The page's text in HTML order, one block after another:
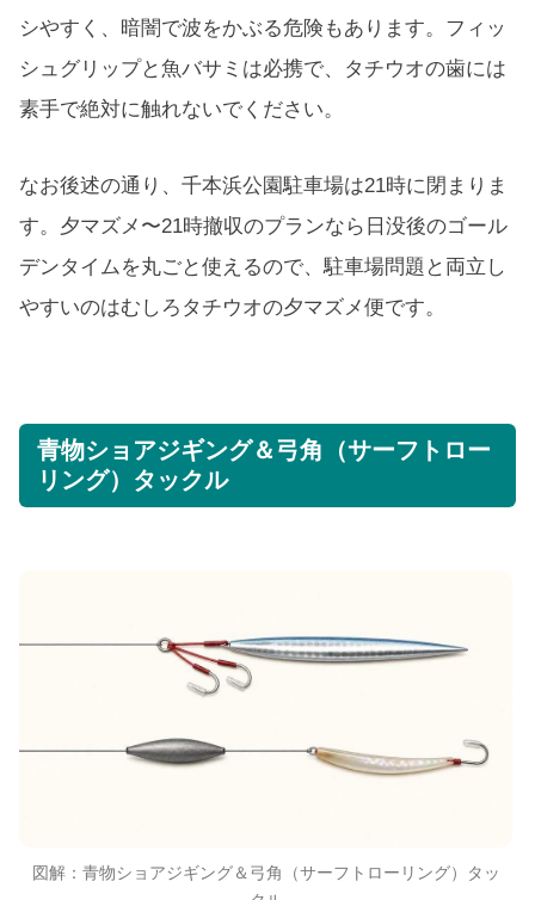
シやすく、暗闇で波をかぶる危険もあります。フィッ
シュグリップと魚バサミは必携で、タチウオの歯には
素手で絶対に触れないでください。
なお後述の通り、千本浜公園駐車場は21時に閉まりま
す。夕マズメ〜21時撤収のプランなら日没後のゴール
デンタイムを丸ごと使えるので、駐車場問題と両立し
やすいのはむしろタチウオの夕マズメ便です。
青物ショアジギング＆弓角（サーフトロー
リング）タックル
図解：青物ショアジギング＆弓角（サーフトローリング）タッ